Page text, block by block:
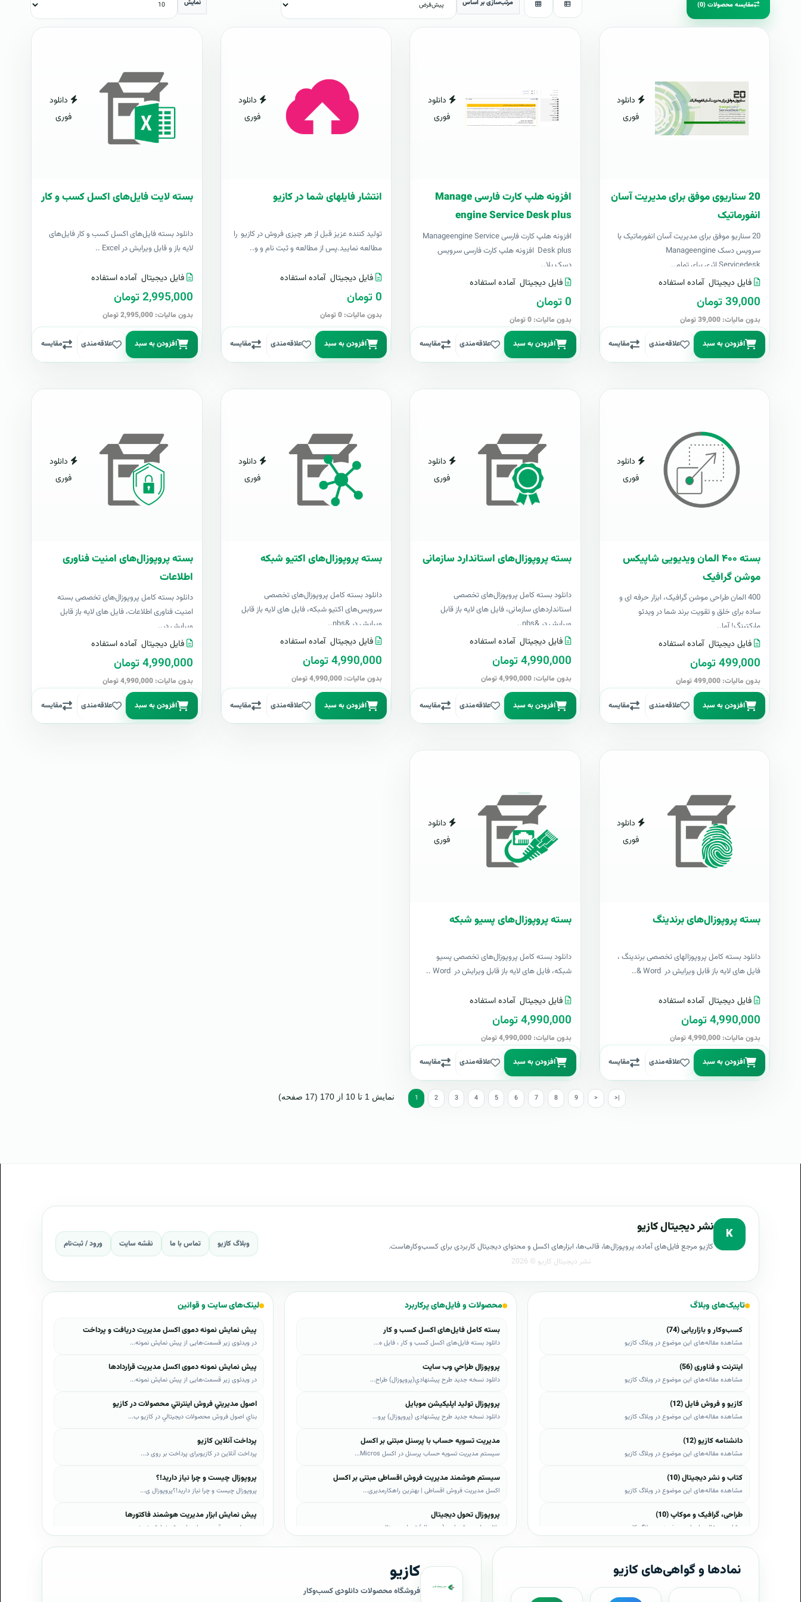
مقایسه محصولات (0) مرتب‌سازی بر اساس نمایش
دانلود
فوری
20 سناریوی موفق برای مدیریت آسان
انفورماتیک
20 سناریو موفق برای مدیریت آسان انفورماتیک با
سرویس دسک Manageengine
Servicedesk اثری برای تمام..
فایل دیجیتال آماده استفاده
39,000 تومان
بدون مالیات: 39,000 تومان
افزودن به سبد علاقه‌مندی مقایسه
دانلود
فوری
افزونه هلپ کارت فارسی Manage
engine Service Desk plus
افزونه هلپ کارت فارسی Manageengine Service
Desk plus افزونه هلپ کارت فارسی سرویس
دسک پلا..
فایل دیجیتال آماده استفاده
0 تومان
بدون مالیات: 0 تومان
افزودن به سبد علاقه‌مندی مقایسه
دانلود
فوری
انتشار فایلهای شما در کازیو
توليد کننده عزيز قبل از هر چیزی فروش در کازیو را
مطالعه نمایید.پس از مطالعه و ثبت نام و و..
فایل دیجیتال آماده استفاده
0 تومان
بدون مالیات: 0 تومان
افزودن به سبد علاقه‌مندی مقایسه
دانلود
فوری
بسته لایت فایل‌های اکسل کسب و کار
دانلود بسته فایل‌های اکسل کسب و کار فایل‌های
لایه باز و قابل ویرایش در Excel ..
فایل دیجیتال آماده استفاده
2,995,000 تومان
بدون مالیات: 2,995,000 تومان
افزودن به سبد علاقه‌مندی مقایسه
دانلود
فوری
بسته ۴۰۰ المان ویدیویی شاپیکس
موشن گرافیک
400 المان طراحی موشن گرافیک، ابزار حرفه ای و
ساده برای خلق و تقویت برند شما در ویدئو
مارکتینگ! آما..
فایل دیجیتال آماده استفاده
499,000 تومان
بدون مالیات: 499,000 تومان
افزودن به سبد علاقه‌مندی مقایسه
دانلود
فوری
بسته پروپوزال‌های استاندارد سازمانی
دانلود بسته کامل پروپوزال‌های تخصصی
استانداردهای سازمانی، فایل های لایه باز قابل
ویرایش در &nbs..
فایل دیجیتال آماده استفاده
4,990,000 تومان
بدون مالیات: 4,990,000 تومان
افزودن به سبد علاقه‌مندی مقایسه
دانلود
فوری
بسته پروپوزال‌های اکتیو شبکه
دانلود بسته کامل پروپوزال‌های تخصصی
سرویس‌های اکتیو شبکه، فایل های لایه باز قابل
ویرایش در &nbs..
فایل دیجیتال آماده استفاده
4,990,000 تومان
بدون مالیات: 4,990,000 تومان
افزودن به سبد علاقه‌مندی مقایسه
دانلود
فوری
بسته پروپوزال‌های امنیت فناوری
اطلاعات
دانلود بسته کامل پروپوزال‌های تخصصی بسته
امنیت فناوری اطلاعات، فایل های لایه باز قابل
ویرایش در..
فایل دیجیتال آماده استفاده
4,990,000 تومان
بدون مالیات: 4,990,000 تومان
افزودن به سبد علاقه‌مندی مقایسه
دانلود
فوری
بسته پروپوزال‌های برندینگ
دانلود بسته کامل پروپوزالهای تخصصی برندینگ ،
فایل های لایه باز قابل ویرایش در Word &..
فایل دیجیتال آماده استفاده
4,990,000 تومان
بدون مالیات: 4,990,000 تومان
افزودن به سبد علاقه‌مندی مقایسه
دانلود
فوری
بسته پروپوزال‌های پسیو شبکه
دانلود بسته کامل پروپوزال‌های تخصصی پسیو
شبکه، فایل های لایه باز قابل ویرایش در Word ..
فایل دیجیتال آماده استفاده
4,990,000 تومان
بدون مالیات: 4,990,000 تومان
افزودن به سبد علاقه‌مندی مقایسه
1 2 3 4 5 6 7 8 9 > >| نمایش 1 تا 10 از 170 (17 صفحه)
K نشر دیجیتال کازیو
کازیو مرجع فایل‌های آماده، پروپوزال‌ها، قالب‌ها، ابزارهای اکسل و محتوای دیجیتال کاربردی برای کسب‌وکارهاست. وبلاگ کازیو تماس با ما نقشه سایت ورود / ثبت‌نام
تاپیک‌های وبلاگ
کسب‌وکار و بازاریابی (74)
مشاهده مقاله‌های این موضوع در وبلاگ کازیو
اینترنت و فناوری (56)
مشاهده مقاله‌های این موضوع در وبلاگ کازیو
کازیو و فروش فایل (12)
مشاهده مقاله‌های این موضوع در وبلاگ کازیو
دانشنامه کازیو (12)
مشاهده مقاله‌های این موضوع در وبلاگ کازیو
کتاب و نشر دیجیتال (10)
مشاهده مقاله‌های این موضوع در وبلاگ کازیو
طراحی، گرافیک و موکاپ (10)
مشاهده مقاله‌های این موضوع در وبلاگ کازیو
مشاهده مقاله‌های این موضوع در وبلاگ کازیو
موبایل و اندروید (6)
محصولات و فایل‌های پرکاربرد
بسته کامل فایل‌های اکسل کسب و کار
دانلود بسته فایل‌های اکسل کسب و کار ، فایل ه...
پروپوزال طراحي وب سايت
دانلود نسخه جدید طرح پيشنهادي(پروپوزال) طراح...
پروپوزال تولید اپلیکیشن موبایل
دانلود نسخه جدید طرح پیشنهادی (پروپوزال) پرو...
مدیریت تسویه حساب با پرسنل مبتنی بر اکسل
سیستم مدیریت تسویه حساب پرسنل در اکسل Micros...
سیستم هوشمند مدیریت فروش اقساطی مبتنی بر اکسل
اکسل مدیریت فروش اقساطی | بهترین راهکارمدیری...
پروپوزال تحول دیجیتال
دانلود طرح پیشنهادی (پروپوزال) تحول دیجیتال،...
پروپوزال AI
دانلود طرح پيشنهادي(پروپوزال) هوش مصنوعی (AI...
پروپوزال بیزاجی
لینک‌های سایت و قوانین
پیش نمایش نمونه دموی اکسل مدیریت دریافت و پرداخت
در ویدئوی زیر قسمت‌هایی از پیش نمایش نمونه...
پیش نمایش نمونه دموی اکسل مدیریت قراردادها
در ویدئوی زیر قسمت‌هایی از پیش نمایش نمونه...
اصول مديريتي فروش اينترنتي محصولات در کازيو
بناي اصول فروش محصولات ديجيتالي در کازيو ب...
پرداخت آنلاین کازیو
پرداخت آنلاین در کازیوبرای پرداخت بر روی د...
پروپوزال چیست و چرا نیاز دارید!؟
پروپوزال چیست و چرا نیاز دارید!؟پروپوزال ی...
پیش نمایش ابزار مدیریت هوشمند فاکتورها
در ویدئوی زیر قسمت‌هایی از پیش نمایش نمونه...
نمادها و گواهی‌های کازیو کازیو
فروشگاه محصولات دانلودی کسب‌وکار